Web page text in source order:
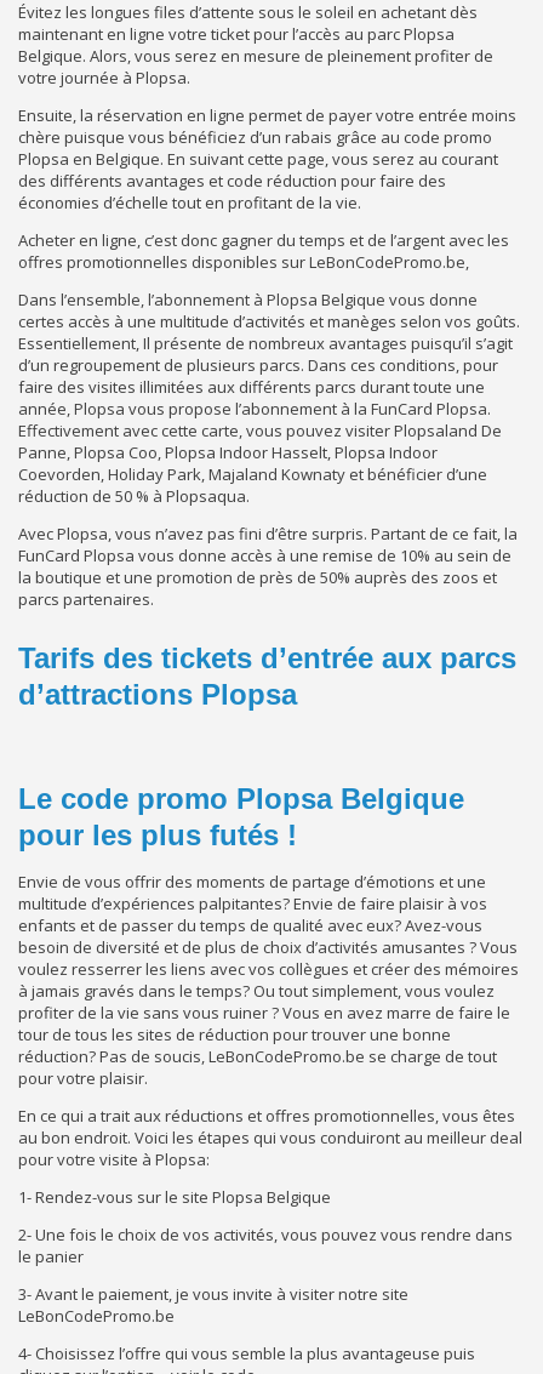
Évitez les longues files d’attente sous le soleil en achetant dès
maintenant en ligne votre ticket pour l’accès au parc Plopsa
Belgique. Alors, vous serez en mesure de pleinement profiter de
votre journée à Plopsa.
Ensuite, la réservation en ligne permet de payer votre entrée moins
chère puisque vous bénéficiez d’un rabais grâce au code promo
Plopsa en Belgique. En suivant cette page, vous serez au courant
des différents avantages et code réduction pour faire des
économies d’échelle tout en profitant de la vie.
Acheter en ligne, c’est donc gagner du temps et de l’argent avec les
offres promotionnelles disponibles sur LeBonCodePromo.be,
Dans l’ensemble, l’abonnement à Plopsa Belgique vous donne
certes accès à une multitude d’activités et manèges selon vos goûts.
Essentiellement, Il présente de nombreux avantages puisqu’il s’agit
d’un regroupement de plusieurs parcs. Dans ces conditions, pour
faire des visites illimitées aux différents parcs durant toute une
année, Plopsa vous propose l’abonnement à la FunCard Plopsa.
Effectivement avec cette carte, vous pouvez visiter Plopsaland De
Panne, Plopsa Coo, Plopsa Indoor Hasselt, Plopsa Indoor
Coevorden, Holiday Park, Majaland Kownaty et bénéficier d’une
réduction de 50 % à Plopsaqua.
Avec Plopsa, vous n’avez pas fini d’être surpris. Partant de ce fait, la
FunCard Plopsa vous donne accès à une remise de 10% au sein de
la boutique et une promotion de près de 50% auprès des zoos et
parcs partenaires.
Tarifs des tickets d’entrée aux parcs
d’attractions Plopsa
Le code promo Plopsa Belgique
pour les plus futés !
Envie de vous offrir des moments de partage d’émotions et une
multitude d’expériences palpitantes? Envie de faire plaisir à vos
enfants et de passer du temps de qualité avec eux? Avez-vous
besoin de diversité et de plus de choix d’activités amusantes ? Vous
voulez resserrer les liens avec vos collègues et créer des mémoires
à jamais gravés dans le temps? Ou tout simplement, vous voulez
profiter de la vie sans vous ruiner ? Vous en avez marre de faire le
tour de tous les sites de réduction pour trouver une bonne
réduction? Pas de soucis, LeBonCodePromo.be se charge de tout
pour votre plaisir.
En ce qui a trait aux réductions et offres promotionnelles, vous êtes
au bon endroit. Voici les étapes qui vous conduiront au meilleur deal
pour votre visite à Plopsa:
1- Rendez-vous sur le site Plopsa Belgique
2- Une fois le choix de vos activités, vous pouvez vous rendre dans
le panier
3- Avant le paiement, je vous invite à visiter notre site
LeBonCodePromo.be
4- Choisissez l’offre qui vous semble la plus avantageuse puis